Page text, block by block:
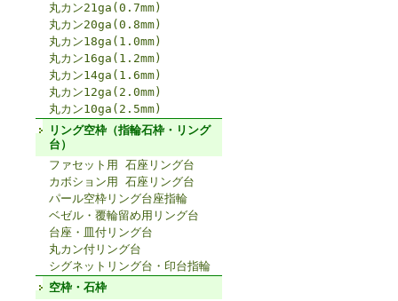
丸カン21ga(0.7mm)
丸カン20ga(0.8mm)
丸カン18ga(1.0mm)
丸カン16ga(1.2mm)
丸カン14ga(1.6mm)
丸カン12ga(2.0mm)
丸カン10ga(2.5mm)
リング空枠（指輪石枠・リング
台）
ファセット用 石座リング台
カボション用 石座リング台
パール空枠リング台座指輪
ベゼル・覆輪留め用リング台
台座・皿付リング台
丸カン付リング台
シグネットリング台・印台指輪
空枠・石枠